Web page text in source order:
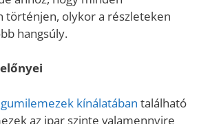
történjen, olykor a részleteken
hangsúly.
kínálatában található
az ipar szinte valamennyire